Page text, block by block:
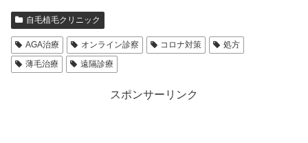
自毛植毛クリニック
AGA治療 オンライン診察 コロナ対策
処方
薄毛治療
遠隔診療
スポンサーリンク